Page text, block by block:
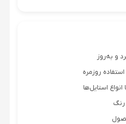
و به‌روز
روزمره
استایل‌ها
رنگ